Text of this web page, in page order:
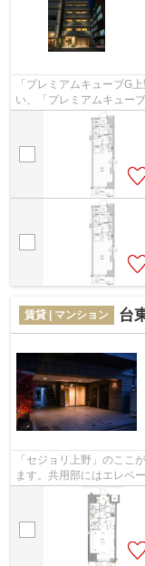
「プレミアムキューブG
い、「プレミアムキュー
レベータなど様々な設備
賃貸 | マンション 台
「セジョリ上野」のここ
ます。共用部にはエレベ
充実しています。犯罪に